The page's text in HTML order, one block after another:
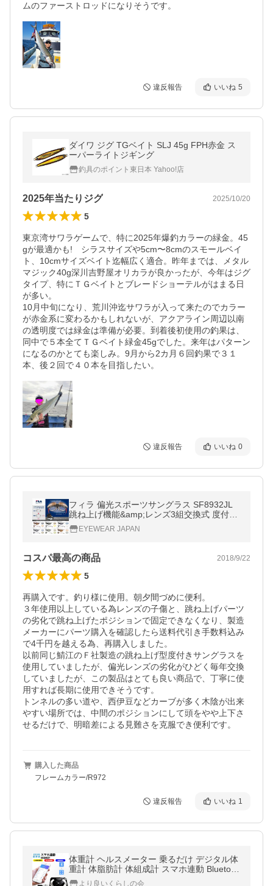
ムのファーストロッドになりそうです。
違反報告 いいね 5
ダイワ ジグ TGベイト SLJ 45g FPH赤金 ス
ーパーライトジギング
釣具のポイント東日本 Yahoo!店
2025年当たりジグ 2025/10/20
5
東京湾サワラゲームで、特に2025年爆釣カラーの緑金。45
gが最適かも!　シラスサイズや5cm〜8cmのスモールベイ
ト、10cmサイズベイト迄幅広く適合。昨年までは、メタル
マジック40g深川吉野屋オリカラが良かったが、今年はジグ
タイプ、特にＴＧベイトとブレードショーテルがはまる日
が多い。
10月中旬になり、荒川沖迄サワラが入って来たのでカラー
が赤金系に変わるかもしれないが、アクアライン周辺以南
の透明度では緑金は準備が必要。到着後初使用の釣果は、
同中で５本全てＴＧベイト緑金45gでした。来年はパターン
になるのかとても楽しみ。9月から2カ月６回釣果で３１
本、後２回で４０本を目指したい。
違反報告 いいね 0
フィラ 偏光スポーツサングラス SF8932JL
跳ね上げ機能&amp;レンズ3組交換式 度付き
対応可能
EYEWEAR JAPAN
コスパ最高の商品 2018/9/22
5
再購入です。釣り様に使用。朝夕間づめに便利。
３年使用以上している為レンズの子傷と、跳ね上げパーツ
の劣化で跳ね上げたポジションで固定できなくなり、製造
メーカーにパーツ購入を確認したら送料代引き手数料込み
で4千円を越える為、再購入しました。
以前同じ鯖江のＦ社製造の跳ね上げ型度付きサングラスを
使用していましたが、偏光レンズの劣化がひどく毎年交換
していましたが、この製品はとても良い商品で、丁寧に使
用すれば長期に使用できそうです。
トンネルの多い道や、西伊豆などカーブが多く木陰が出来
やすい場所では、中間のポジションにして頭をやや上下さ
せるだけで、明暗差による見難さを克服でき便利です。
購入した商品
フレームカラー/R972
違反報告 いいね 1
体重計 ヘルスメーター 乗るだけ デジタル体
重計 体脂肪計 体組成計 スマホ連動 Bluetoot
h接続 ヘルスメーター たいじゅうけい 薄型
より良いくらしの会